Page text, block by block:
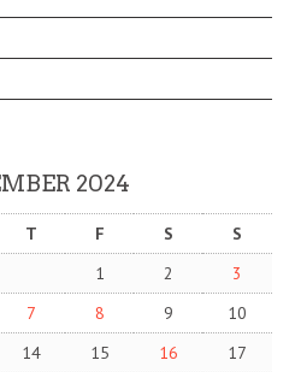
2024
T F S
S
1
2
3
7 8 9
10
14 15 16
17